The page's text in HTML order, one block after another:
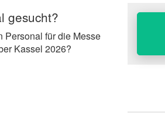
gesucht?
Personal für die Messe
Kassel 2026?